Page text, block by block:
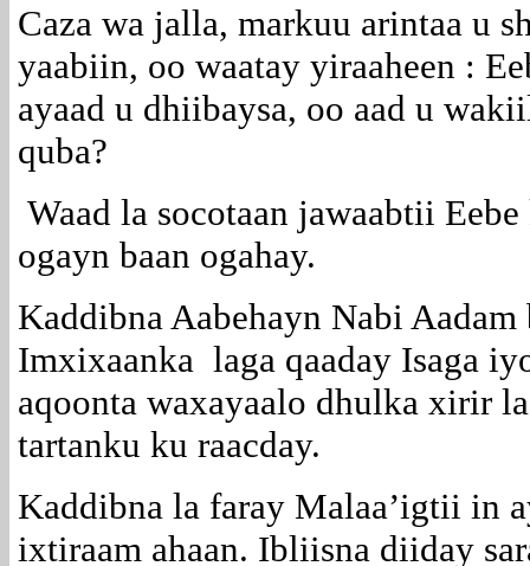
Caza wa jalla, markuu arintaa u
yaabiin, oo waatay yiraaheen :
ayaad u dhiibaysa, oo aad u
quba?
Waad la socotaan jawaabtii
ogayn baan ogahay.
Kaddibna Aabehayn Nabi
Imxixaanka laga qaaday Isaga
aqoonta waxayaalo dhulka xirir
tartanku ku raacday.
Kaddibna la faray Malaa’igtii in
ixtiraam ahaan. Ibliisna diiday